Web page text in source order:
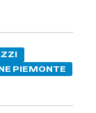
PIEMONTE